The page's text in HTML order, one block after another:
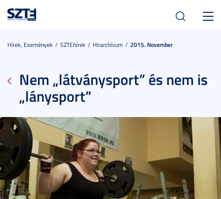
Hírek, Események SZTEhírek Hírarchívum 2015. November
Nem „látványsport” és nem is
„lánysport”